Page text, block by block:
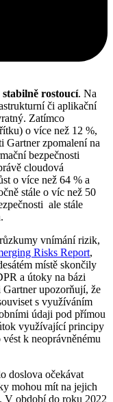
rostoucí. Na
či aplikační
Zatímco
o více než 12 %,
Gartner zpomalení na
bezpečnosti
cloudová
o více než 64 % a
stále o víc než 50
ale stále
vnímání rizik,
Risks Report,
místě skončily
a útoky na bázi
upozorňují, že
s využíváním
údaji pod přímou
využívající principy
k neoprávněnému
doslova očekávat
mohou mít na jejich
V období do roku 2022